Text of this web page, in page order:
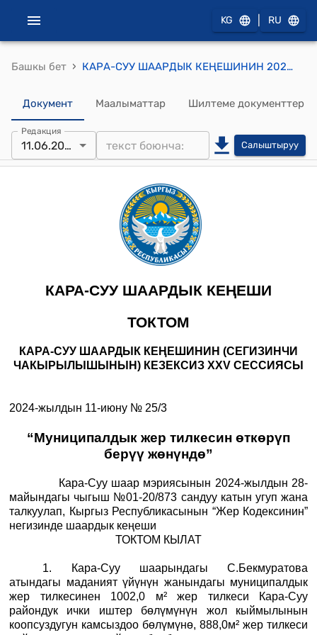
KG RU
Башкы бет › КАРА-СУУ ШААРДЫК КЕҢЕШИНИН 2024-жылдын 11-июну № 25/3 “Муниципалдык жер тилкесин өткөрүп берүү жөнүндө” токтому
Документ Маалыматтар Шилтеме документтер
Редакция
11.06.2024 Салыштыруу